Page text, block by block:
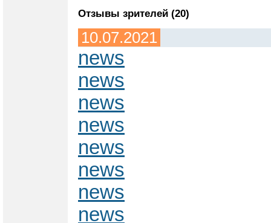
Отзывы зрителей (20)
10.07.2021
news
news
news
news
news
news
news
news